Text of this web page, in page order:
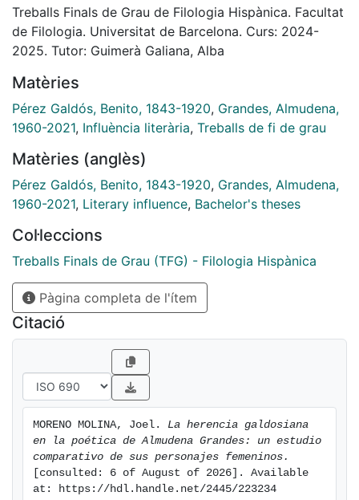
algunos de los motivos centrales que Almudena
Grandes comienza a trazar en sus primeras
protagonistas y que se desarrollan a lo largo de toda
análisis comparativo de dos pares de personajes
femeninos —dos galdosianos y dos pertenecientes al
universo de Grandes— con el objetivo de examinar las
las protagonistas femeninas por parte de ambos
autores. A través de esta lectura comparativa, se
pretende no solo poner de relieve la herencia
abrir líneas de investigación futuras que profundicen
en otros aspectos de su narrativa, enriqueciendo así el
conocimiento y sentando las bases para un estudio
académico y crítico más amplio de una novelista
fundamental en el panorama literario contemporáneo.
Treballs Finals de Grau de Filologia Hispànica. Facultat
de Filologia. Universitat de Barcelona. Curs: 2024-
2025. Tutor: Guimerà Galiana, Alba
Matèries
Pérez Galdós, Benito, 1843-1920, Grandes, Almudena,
1960-2021, Influència literària, Treballs de fi de grau
Matèries (anglès)
Pérez Galdós, Benito, 1843-1920, Grandes, Almudena,
1960-2021, Literary influence, Bachelor's theses
Col·leccions
Treballs Finals de Grau (TFG) - Filologia Hispànica
Pàgina completa de l'ítem
Citació
MORENO MOLINA, Joel. La herencia galdosiana
en la poética de Almudena Grandes: un estudio
comparativo de sus personajes femeninos.
[consulted: 6 of August of 2026]. Available
at: https://hdl.handle.net/2445/223234